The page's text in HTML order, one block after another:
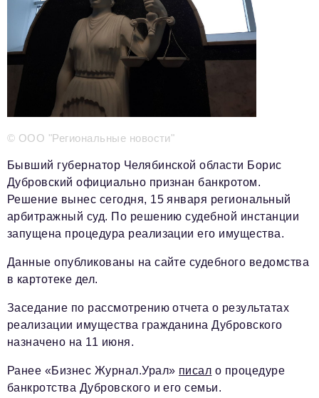
ТОП-100 влиятельных людей — 2025
Телефон редакции:+7 495 727-01-67
Электронные почты редакции:
Информационный отдел
info@business-magazine.online
reklama@business-magazine.online
Отдел распространения/редакционная подписка
podpiska@business-magazine.online
Отдел по работе с партнерами
partner@business-magazine.online
© ООО "Региональные новости"
Бывший губернатор Челябинской области Борис
Дубровский официально признан банкротом.
Решение вынес сегодня, 15 января региональный
арбитражный суд. По решению судебной инстанции
запущена процедура реализации его имущества.
Данные опубликованы на сайте судебного ведомства
в картотеке дел.
Заседание по рассмотрению отчета о результатах
реализации имущества гражданина Дубровского
назначено на 11 июня.
Ранее «Бизнес Журнал.Урал» писал о процедуре
банкротства Дубровского и его семьи.